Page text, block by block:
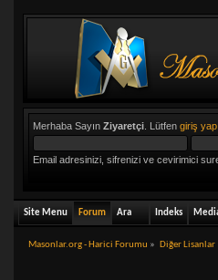
Merhaba Sayın Ziyaretçi. Lütfen giriş
Email adresinizi, sifrenizi ve cevirimici
Site Menu Forum Ara Indeks
Masonlar.org - Harici Forumu » Diğer Lisanlar